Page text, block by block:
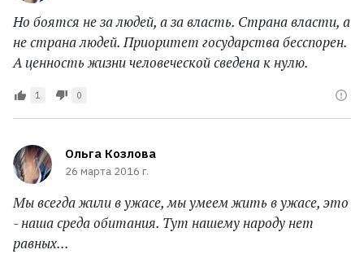
Но боятся не за людей, а за власть. Страна власти, а
не страна людей. Приоритет государства бесспорен.
А ценность жизни человеческой сведена к нулю.
1 0
Ольга Козлова
26 марта 2016 г.
Мы всегда жили в ужасе, мы умеем жить в ужасе, это
- наша среда обитания. Тут нашему народу нет
равных...